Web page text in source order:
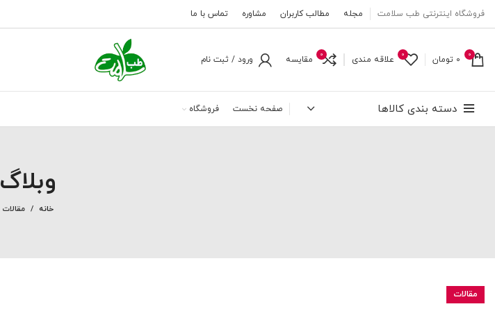
فروشگاه اینترنتی طب سلامت مجله مطالب کاربران مشاوره تماس با ما
0
0 تومان 0 علاقه مندی 0 مقایسه ورود / ثبت نام
دسته بندی کالاها صفحه نخست فروشگاه
وبلاگ
خانه مقالات
مقالات